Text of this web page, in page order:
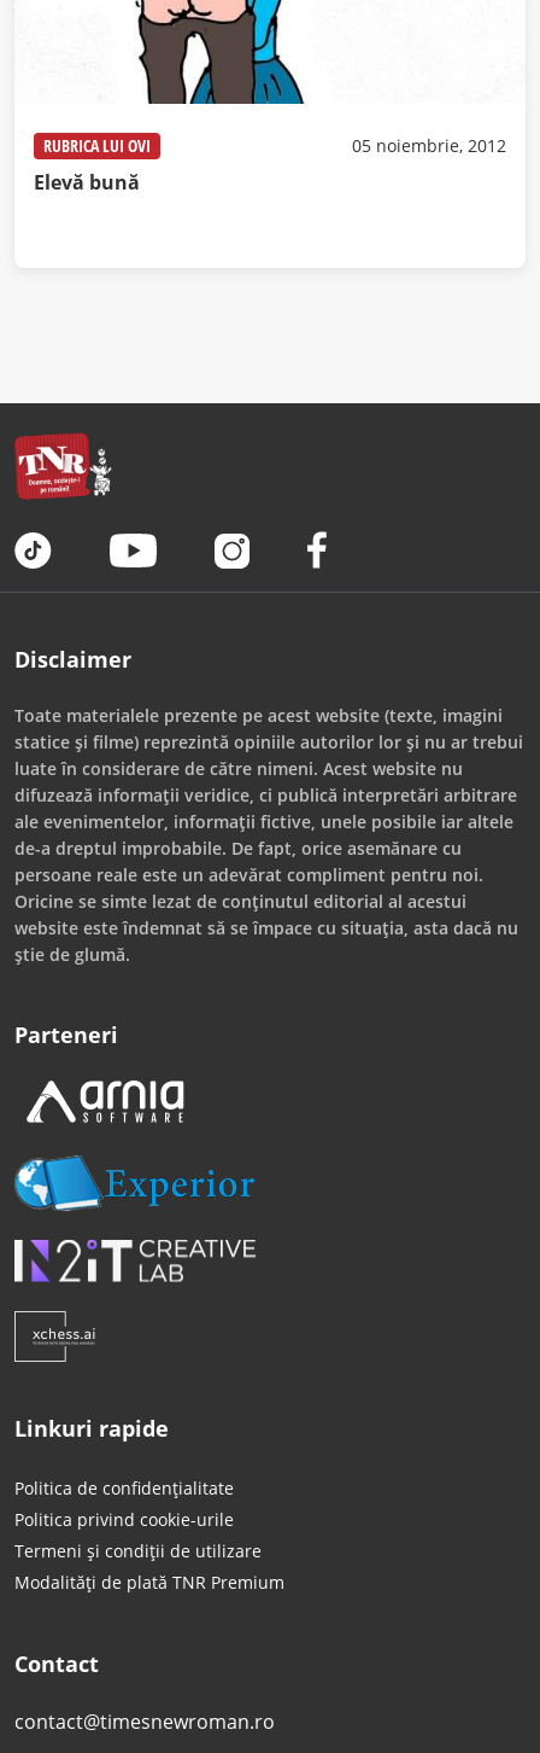
RUBRICA LUI OVI 05 noiembrie, 2012
Elevă bună
Disclaimer
Toate materialele prezente pe acest website (texte, imagini
statice și filme) reprezintă opiniile autorilor lor și nu ar trebui
luate în considerare de către nimeni. Acest website nu
difuzează informații veridice, ci publică interpretări arbitrare
ale evenimentelor, informații fictive, unele posibile iar altele
de-a dreptul improbabile. De fapt, orice asemănare cu
persoane reale este un adevărat compliment pentru noi.
Oricine se simte lezat de conținutul editorial al acestui
website este îndemnat să se împace cu situația, asta dacă nu
știe de glumă.
Parteneri
Linkuri rapide
Politica de confidențialitate
Politica privind cookie-urile
Termeni și condiții de utilizare
Modalități de plată TNR Premium
Contact
contact@timesnewroman.ro